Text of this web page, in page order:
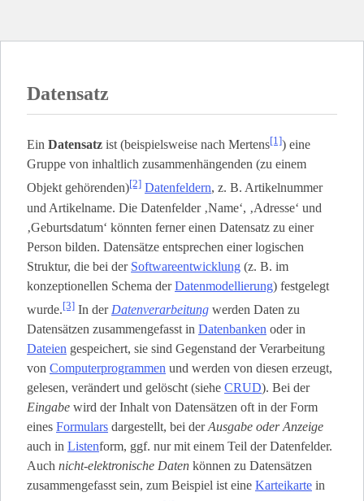
Datensatz
Ein Datensatz ist (beispielsweise nach Mertens[1]) eine
Gruppe von inhaltlich zusammenhängenden (zu einem
Objekt gehörenden)[2] Datenfeldern, z. B. Artikelnummer
und Artikelname. Die Datenfelder ‚Name‘, ‚Adresse‘ und
‚Geburtsdatum‘ könnten ferner einen Datensatz zu einer
Person bilden. Datensätze entsprechen einer logischen
Struktur, die bei der Softwareentwicklung (z. B. im
konzeptionellen Schema derDatenmodellierung) festgelegt
wurde.[3] In der Datenverarbeitung werden Daten zu
Datensätzen zusammengefasst in Datenbanken oder in
Dateien gespeichert, sie sind Gegenstand der Verarbeitung
von Computerprogrammen und werden von diesen erzeugt,
gelesen, verändert und gelöscht (siehe CRUD). Bei der
Eingabe wird der Inhalt von Datensätzen oft in der Form
eines Formulars dargestellt, bei derAusgabe oder Anzeige
auch in Listen­form, ggf. nur mit einem Teil der Datenfelder.
Auch nicht-elektronische Daten können zu Datensätzen
zusammengefasst sein, zum Beispiel ist eine Karteikarte in